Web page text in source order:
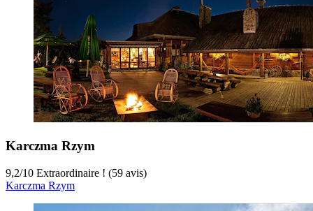
Karczma Rzym
9,2/10 Extraordinaire ! (59 avis)
Karczma Rzym